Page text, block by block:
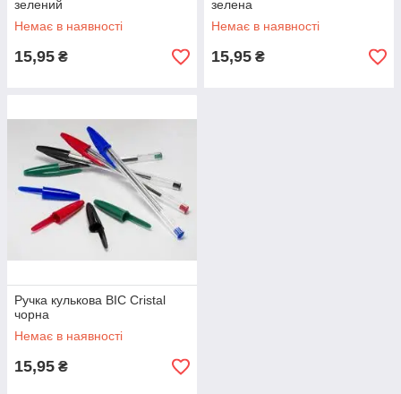
зелений
Немає в наявності
15,95 ₴
зелена
Немає в наявності
15,95 ₴
Ручка кулькова BIC Cristal
чорна
Немає в наявності
15,95 ₴